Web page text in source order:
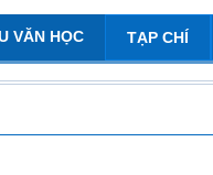
VĂN HỌC TẠP CHÍ